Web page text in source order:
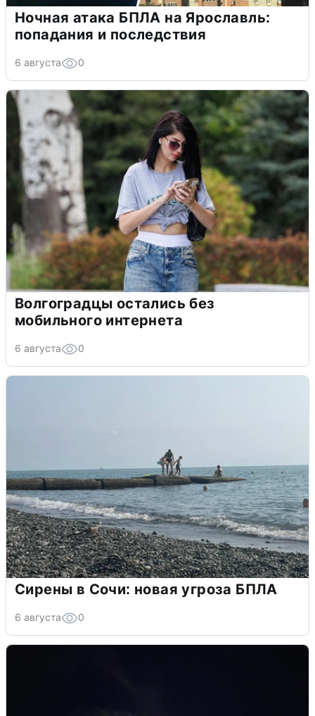
Ночная атака БПЛА на Ярославль:
попадания и последствия
6 августа 0
Волгоградцы остались без
мобильного интернета
6 августа 0
Сирены в Сочи: новая угроза БПЛА
6 августа 0